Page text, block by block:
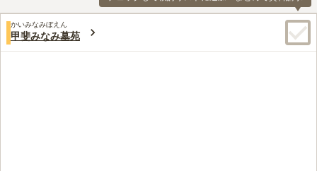
かいみなみぼえん
甲斐みなみ墓苑